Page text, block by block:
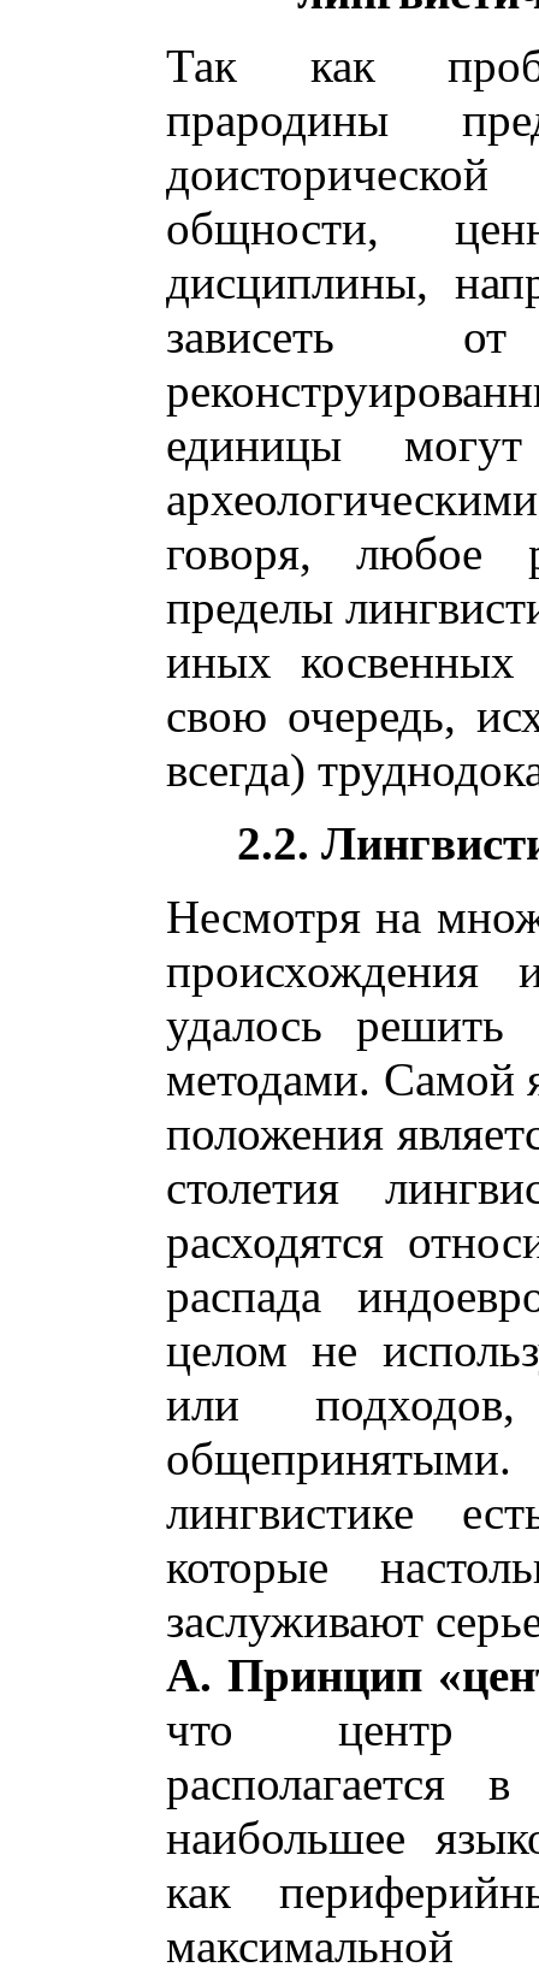
Так как
прародины
общности,
дисциплины,
зависеть
единицы
говоря, любое
пределы
иных
свою очередь,
всегда)
2.2.
Несмотря на
происхождения
удалось решить
методами. Самой
положения
столетия
расходятся
распада
целом не
или
лингвистике
которые
заслуживают
А. Принцип
что центр
располагается
наибольшее
как
максимальной